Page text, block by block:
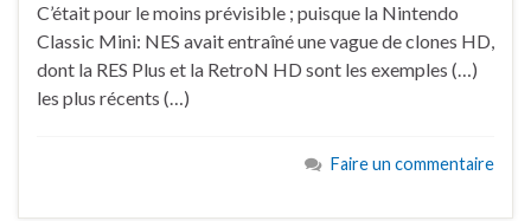
C’était pour le moins prévisible ; puisque la Nintendo
Classic Mini: NES avait entraîné une vague de clones HD,
dont la RES Plus et la RetroN HD sont les exemples (…)
les plus récents (…)
Faire un commentaire